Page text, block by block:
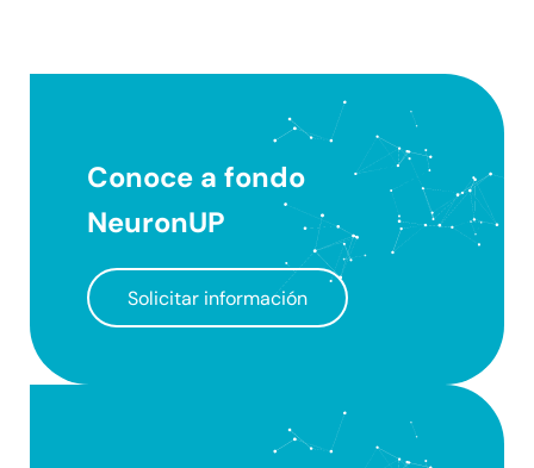
Conoce a fondo
NeuronUP
Solicitar información